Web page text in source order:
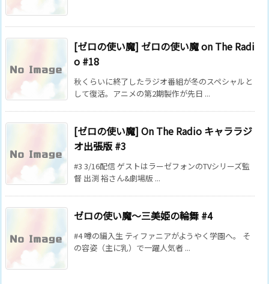
[ゼロの使い魔] ゼロの使い魔 on The Radi
o #18
秋くらいに終了したラジオ番組が冬のスペシャルと
して復活。アニメの第2期製作が先日 ...
[ゼロの使い魔] On The Radio キャララジ
オ出張版 #3
#3 3/16配信 ゲストはラーゼフォンのTVシリーズ監
督 出渕 裕さん&劇場版 ...
ゼロの使い魔～三美姫の輪舞 #4
#4 噂の編入生 ティファニアがようやく学園へ。 そ
の容姿（主に乳）で一躍人気者 ...